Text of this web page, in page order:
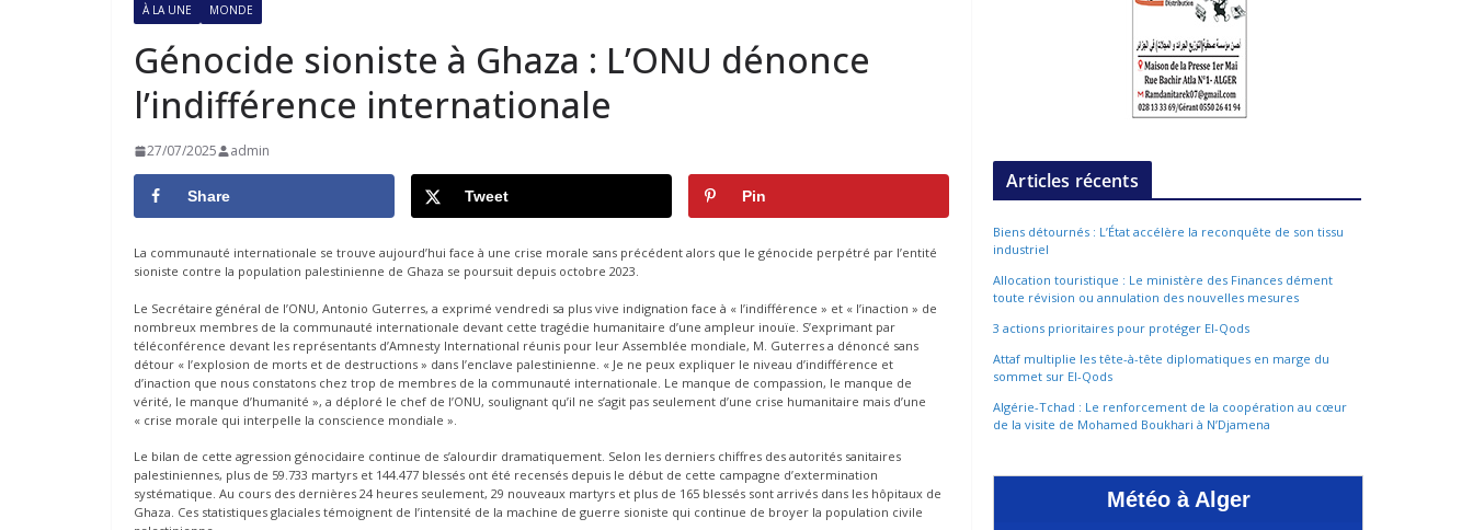
À LA UNE MONDE
Génocide sioniste à Ghaza : L’ONU dénonce
l’indifférence internationale
27/07/2025 admin
Share Tweet Pin
La communauté internationale se trouve aujourd’hui face à une crise morale sans précédent alors que le génocide perpétré par l’entité
sioniste contre la population palestinienne de Ghaza se poursuit depuis octobre 2023.
Le Secrétaire général de l’ONU, Antonio Guterres, a exprimé vendredi sa plus vive indignation face à « l’indifférence » et « l’inaction » de
nombreux membres de la communauté internationale devant cette tragédie humanitaire d’une ampleur inouïe. S’exprimant par
téléconférence devant les représentants d’Amnesty International réunis pour leur Assemblée mondiale, M. Guterres a dénoncé sans
détour « l’explosion de morts et de destructions » dans l’enclave palestinienne. « Je ne peux expliquer le niveau d’indifférence et
d’inaction que nous constatons chez trop de membres de la communauté internationale. Le manque de compassion, le manque de
vérité, le manque d’humanité », a déploré le chef de l’ONU, soulignant qu’il ne s’agit pas seulement d’une crise humanitaire mais d’une
« crise morale qui interpelle la conscience mondiale ».
Le bilan de cette agression génocidaire continue de s’alourdir dramatiquement. Selon les derniers chiffres des autorités sanitaires
palestiniennes, plus de 59.733 martyrs et 144.477 blessés ont été recensés depuis le début de cette campagne d’extermination
systématique. Au cours des dernières 24 heures seulement, 29 nouveaux martyrs et plus de 165 blessés sont arrivés dans les hôpitaux de
Ghaza. Ces statistiques glaciales témoignent de l’intensité de la machine de guerre sioniste qui continue de broyer la population civile
Articles récents
Biens détournés : L’État accélère la reconquête de son tissu
industriel
Allocation touristique : Le ministère des Finances dément
toute révision ou annulation des nouvelles mesures
3 actions prioritaires pour protéger El-Qods
Attaf multiplie les tête-à-tête diplomatiques en marge du
sommet sur El-Qods
Algérie-Tchad : Le renforcement de la coopération au cœur
de la visite de Mohamed Boukhari à N’Djamena
Météo à Alger